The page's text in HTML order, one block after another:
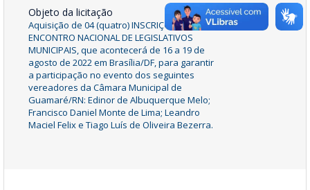
Objeto da licitação
Aquisição de 04 (quatro) INSCRIÇÕES DO
ENCONTRO NACIONAL DE LEGISLATIVOS
MUNICIPAIS, que acontecerá de 16 a 19 de
agosto de 2022 em Brasília/DF, para garantir
a participação no evento dos seguintes
vereadores da Câmara Municipal de
Guamaré/RN: Edinor de Albuquerque Melo;
Francisco Daniel Monte de Lima; Leandro
Maciel Felix e Tiago Luís de Oliveira Bezerra.